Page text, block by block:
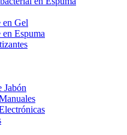
en Gel
en Espuma
Jabón